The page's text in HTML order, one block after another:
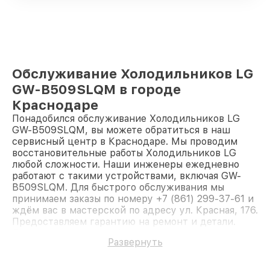
Обслуживание Холодильников LG
GW-B509SLQM в городе
Краснодаре
Понадобился обслуживание Холодильников LG
GW-B509SLQM, вы можете обратиться в наш
сервисный центр в Краснодаре. Мы проводим
восстановительные работы Холодильников LG
любой сложности. Наши инженеры ежедневно
работают с такими устройствами, включая GW-
B509SLQM. Для быстрого обслуживания мы
принимаем заказы по номеру +7 (861) 299-37-61 и
ждём вас в мастерской по адресу ул. Красная, 176.
Предоставляем гарантию на ремонт и детали.
Развернуть